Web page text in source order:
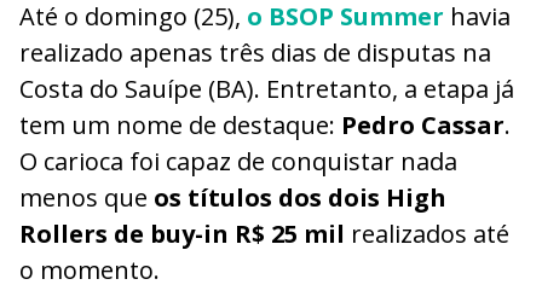
Até o domingo (25), o BSOP Summer havia
realizado apenas três dias de disputas na
Costa do Sauípe (BA). Entretanto, a etapa já
tem um nome de destaque: Pedro Cassar.
O carioca foi capaz de conquistar nada
menos que os títulos dos dois High
Rollers de buy-in R$ 25 mil realizados até
o momento.